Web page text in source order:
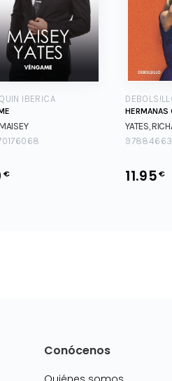
IBERICA
€
HERMANAS
YATES,
11.95€
Conócenos